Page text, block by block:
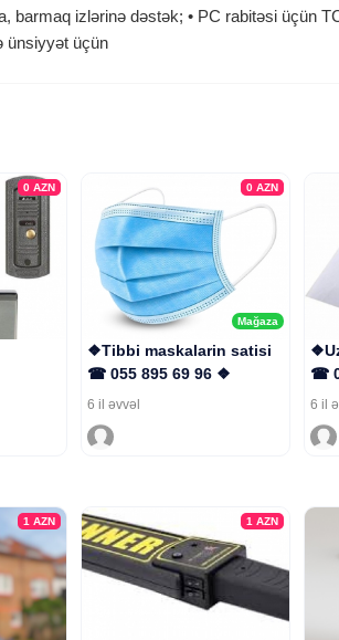
barmaq izlərinə dəstək; • PC rabitəsi üçün
ünsiyyət üçün
0 AZN
Mağaza
0 AZN
❖Tibbi maskalarin satisi
☎ 055 895 69 96 ❖
6 il əvvəl
☎
6 il
1 AZN 1 AZN